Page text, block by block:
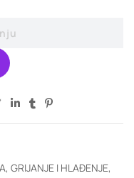
, GRIJANJE I HLAĐENJE,